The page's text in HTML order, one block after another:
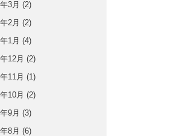
3月 (2)
2月 (2)
1月 (4)
12月 (2)
11月 (1)
10月 (2)
9月 (3)
8月 (6)